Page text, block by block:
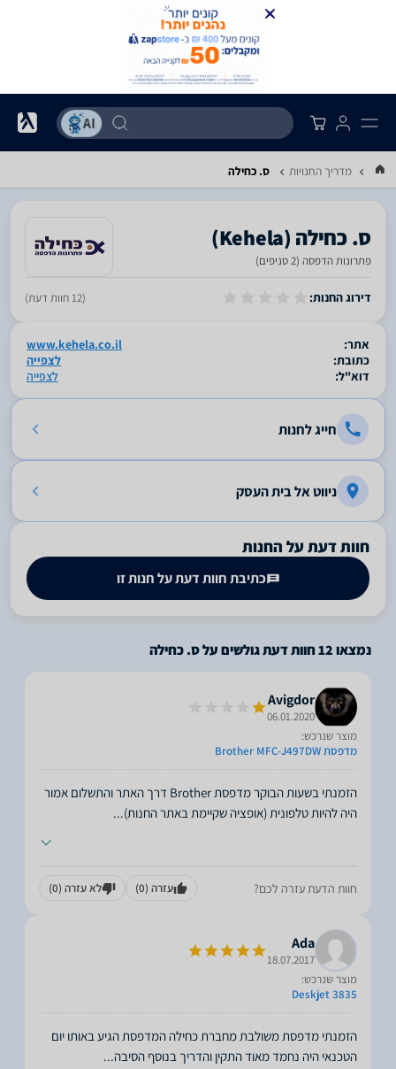
מדריך החנויות ס. כחילה
פתרונות הדפסה (2 סניפים)
דירוג החנות: (12 חוות דעת)
אתר:
www.kehela.co.il
כתובת:
לצפייה
דוא"ל:
לצפייה
חייג לחנות
ניווט אל בית העסק
חוות דעת על החנות
כתיבת חוות דעת על חנות זו
סגור
נמצאו12חוות דעת גולשים על ס. כחילה
Avigdor
06.01.2020
מוצר שנרכש:
מדפסת Brother MFC-J497DW
הזמנתי בשעות הבוקר מדפסת Brother דרך האתר והתשלום אמור
היה להיות טלפונית (אופציה שקיימת באתר החנות)...
חוות הדעת עזרה לכם? עזרה (0) לא עזרה (0)
Ada
18.07.2017
מוצר שנרכש:
Deskjet 3835
הזמנתי מדפסת משולבת מחברת כחילה המדפסת הגיע באותו יום
הטכנאי היה נחמד מאוד התקין והדריך בנוסף הסיבה...